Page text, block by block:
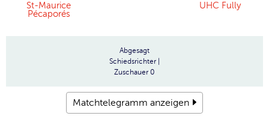
St-Maurice
Pécaporés
UHC Fully
Abgesagt
Schiedsrichter
Zuschauer 0
Matchtelegramm anzeigen